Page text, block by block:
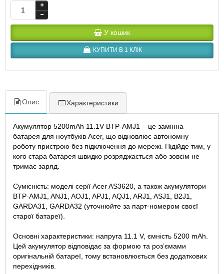
У кошик
КУПИТИ В 1 КЛІК
Опис Характеристики
Акумулятор 5200mAh 11.1V BTP-AMJ1 – це замінна
батарея для ноутбуків Acer, що відновлює автономну
роботу пристрою без підключення до мережі. Підійде тим, у
кого стара батарея швидко розряджається або зовсім не
тримає заряд.
Сумісність: моделі серії Acer AS3620, а також акумулятори
BTP-AMJ1, ANJ1, AOJ1, APJ1, AQJ1, ARJ1, ASJ1, B2J1,
GARDA31, GARDA32 (уточнюйте за парт-номером своєї
старої батареї).
Основні характеристики: напруга 11.1 V, ємність 5200 mAh.
Цей акумулятор відповідає за формою та роз’ємами
оригінальній батареї, тому встановлюється без додаткових
перехідників.